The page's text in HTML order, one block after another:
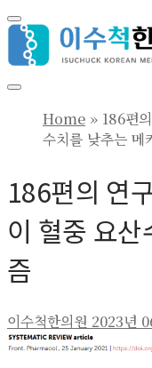
Home » 186편
수치를 낮추는 메
186편의 연
이 혈중 요
즘
이수척한의원 2023년